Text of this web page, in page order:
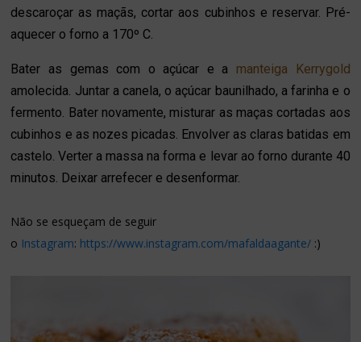
descaroçar as maçãs, cortar aos cubinhos e reservar. Pré-
aquecer o forno a 170º C.
Bater as gemas com o açúcar e a manteiga Kerrygold
amolecida. Juntar a canela, o açúcar baunilhado, a farinha e o
fermento. Bater novamente, misturar as maças cortadas aos
cubinhos e as nozes picadas. Envolver as claras batidas em
castelo. Verter a massa na forma e levar ao forno durante 40
minutos. Deixar arrefecer e desenformar.
Não se esqueçam de seguir
o Instagram: https://www.instagram.com/mafaldaagante/ :)